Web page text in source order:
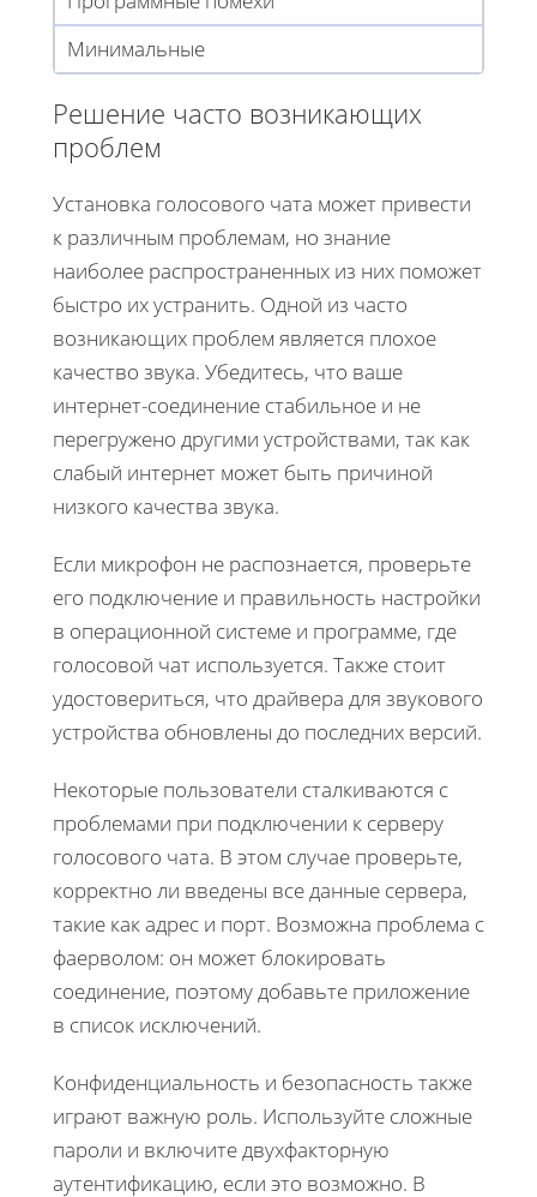
Минимальные
Решение часто возникающих
проблем
Установка голосового чата может привести
к различным проблемам, но знание
наиболее распространенных из них поможет
быстро их устранить. Одной из часто
возникающих проблем является плохое
качество звука. Убедитесь, что ваше
интернет-соединение стабильное и не
перегружено другими устройствами, так как
слабый интернет может быть причиной
низкого качества звука.
Если микрофон не распознается, проверьте
его подключение и правильность настройки
в операционной системе и программе, где
голосовой чат используется. Также стоит
удостовериться, что драйвера для звукового
устройства обновлены до последних версий.
Некоторые пользователи сталкиваются с
проблемами при подключении к серверу
голосового чата. В этом случае проверьте,
корректно ли введены все данные сервера,
такие как адрес и порт. Возможна проблема с
фаерволом: он может блокировать
соединение, поэтому добавьте приложение
в список исключений.
Конфиденциальность и безопасность также
играют важную роль. Используйте сложные
пароли и включите двухфакторную
аутентификацию, если это возможно. В